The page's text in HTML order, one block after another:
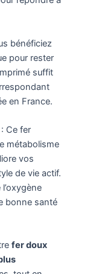
bénéficiez
pour rester
suffit
en France.
Ce fer
métabolisme
vos
de vie actif.
bonne santé
fer doux